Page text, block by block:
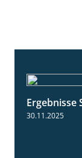
Ergebnisse
30.11.2025